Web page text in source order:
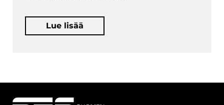
Lue lisää